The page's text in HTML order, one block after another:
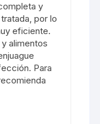
y
por lo
eficiente.
alimentos
Para